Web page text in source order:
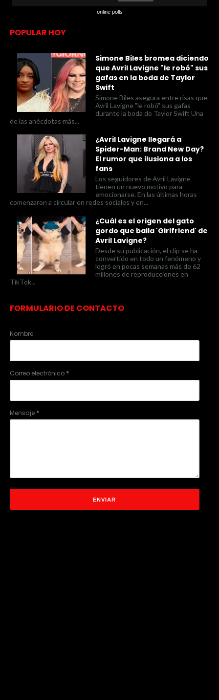
online polls
POPULAR HOY
Simone Biles bromea diciendo
que Avril Lavigne "le robó" sus
gafas en la boda de Taylor
Swift
Simone Biles asegura entre risas que
Avril Lavigne "le robó" sus gafas
durante la boda de Taylor Swift Una
de las anécdotas más...
¿Avril Lavigne llegará a
Spider-Man: Brand New Day?
El rumor que ilusiona a los
fans
Los seguidores de Avril Lavigne
tienen un nuevo motivo para
emocionarse. En las últimas horas
comenzaron a circular en redes sociales y en...
¿Cuál es el origen del gato
gordo que baila 'Girlfriend' de
Avril Lavigne?
Desde su publicación, el clip se ha
convertido en todo un fenómeno y
logró en pocas semanas más de 62
millones de reproducciones en
TikTok...
FORMULARIO DE CONTACTO
Nombre
Correo electrónico *
Mensaje *